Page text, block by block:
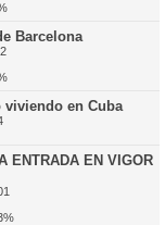
Barcelona
viviendo en Cuba
ENTRADA EN VIGOR